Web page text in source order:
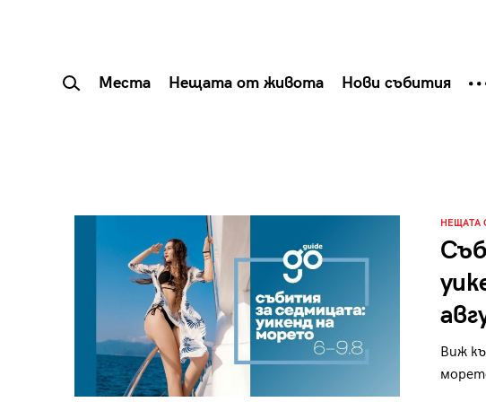
Места Нещата от живота Нови събития
НЕЩАТА
Виж